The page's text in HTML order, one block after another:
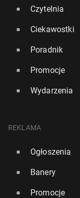
Czytelnia
Ciekawostki
Poradnik
Promocje
Wydarzenia
REKLAMA
Ogłoszenia
Banery
Promocje